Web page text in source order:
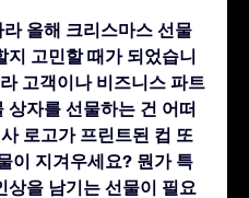
올해 크리스마스 선물
지 고민할 때가 되었습니
고객이나 비즈니스 파트
상자를 선물하는 건 어떠
로고가 프린트된 컵 또
이 지겨우세요? 뭔가 특
상을 남기는 선물이 필요